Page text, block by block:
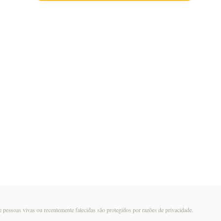
pessoas vivas ou recentemente falecidas são protegidos por razões de privacidade.